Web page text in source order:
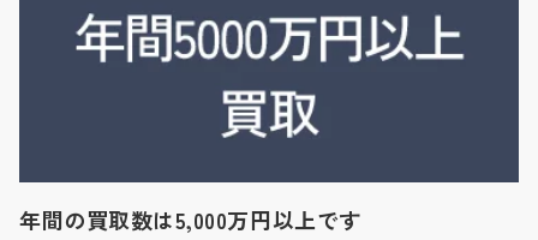
年間の買取数は5,000万円以上です